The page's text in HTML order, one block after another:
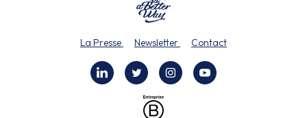
La Presse Newsletter Contact